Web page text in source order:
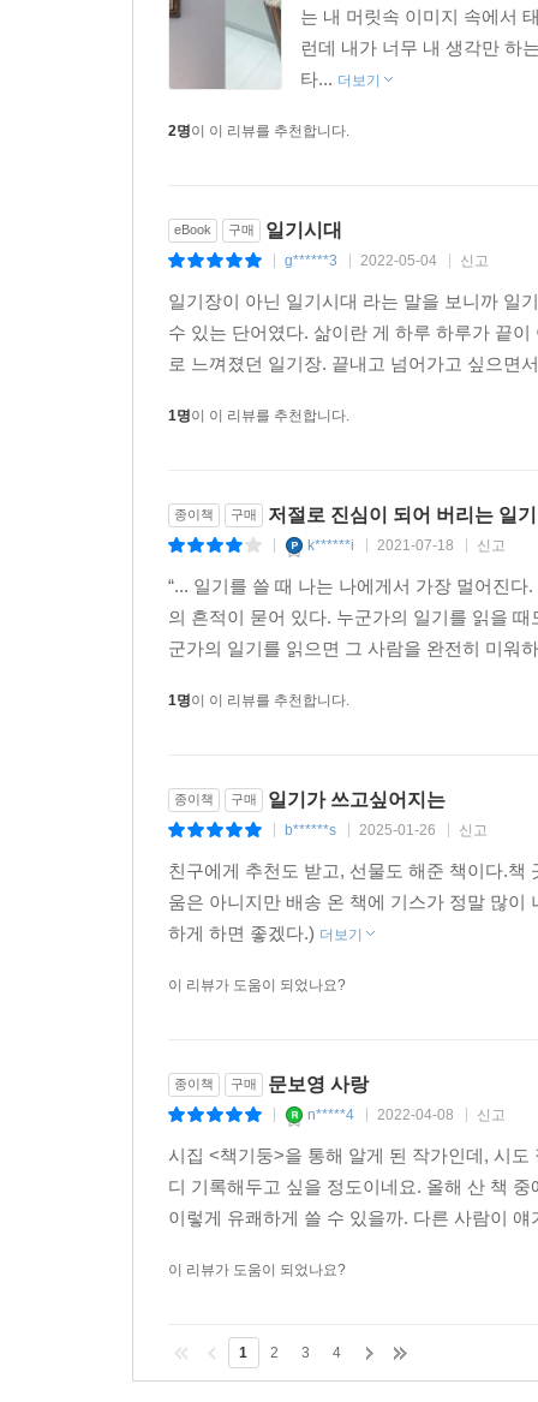
자리하고 있다고. 그리고 과거보다 조금 더 단단
날들만이 시로 기록되던 시기는 이제 지나갔으
역사를 남김없이 기록하며 문보영은 더없이 생생
는 내 머릿속 이미지 속에서
런데 내가 너무 내 생각만 하
타... 더보기
2명이 이 리뷰를 추천합니다.
eBook 구매 일기시대
g******3 2022-05-04 신고
일기장이 아닌 일기시대 라는 말을 보니까 일
수 있는 단어였다. 삶이란 게 하루 하루가 끝
로 느껴졌던 일기장. 끝내고 넘어가고 싶으면
1명이 이 리뷰를 추천합니다.
종이책 구매 저절로 진심이 되어 버리는 일
k******i 2021-07-18 신고
“... 일기를 쓸 때 나는 나에게서 가장 멀어진
의 흔적이 묻어 있다. 누군가의 일기를 읽을
군가의 일기를 읽으면 그 사람을 완전히 미워
1명이 이 리뷰를 추천합니다.
종이책 구매 일기가 쓰고싶어지는
b******s 2025-01-26 신고
친구에게 추천도 받고, 선물도 해준 책이다.
움은 아니지만 배송 온 책에 기스가 정말 많
하게 하면 좋겠다.) 더보기
이 리뷰가 도움이 되었나요?
종이책 구매 문보영 사랑
n*****4 2022-04-08 신고
시집 <책기둥>을 통해 알게 된 작가인데, 시
디 기록해두고 싶을 정도이네요. 올해 산 책
이렇게 유쾌하게 쓸 수 있을까. 다른 사람이
이 리뷰가 도움이 되었나요?
1 2 3 4